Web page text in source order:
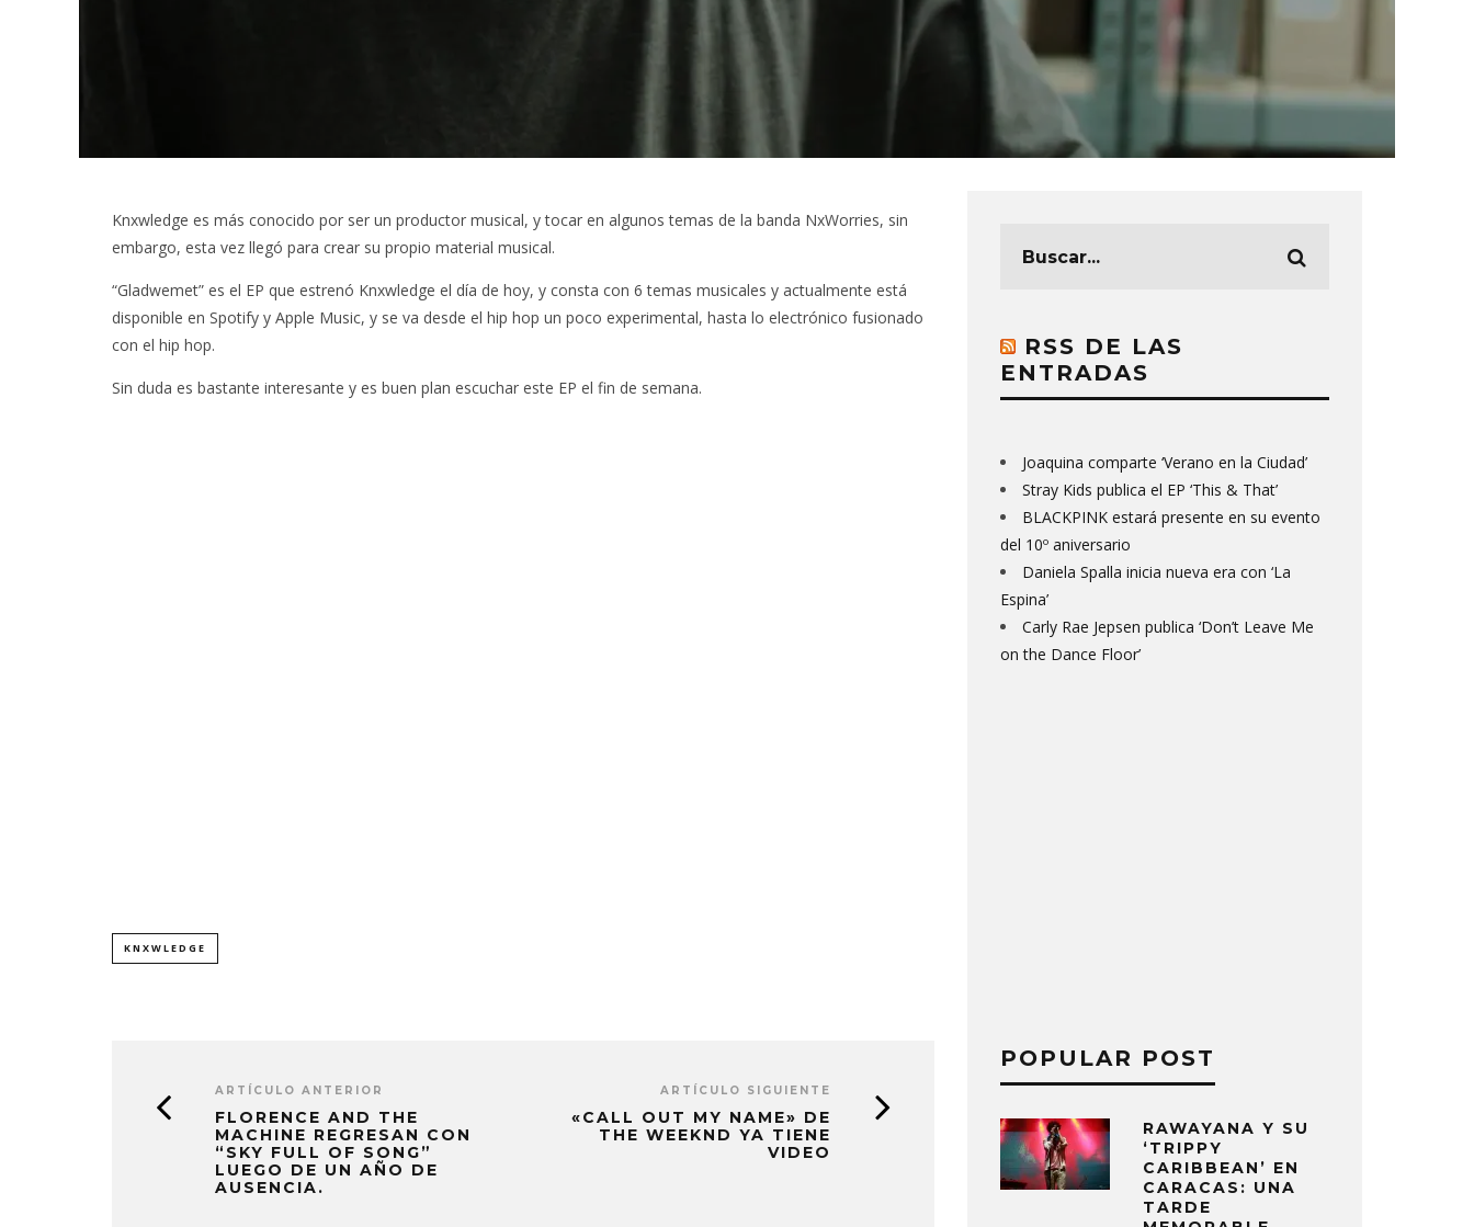
Knxwledge es más conocido por ser un productor musical, y tocar en algunos temas de la banda NxWorries, sin
embargo, esta vez llegó para crear su propio material musical.
“Gladwemet” es el EP que estrenó Knxwledge el día de hoy, y consta con 6 temas musicales y actualmente está
disponible en Spotify y Apple Music, y se va desde el hip hop un poco experimental, hasta lo electrónico fusionado
con el hip hop.
Sin duda es bastante interesante y es buen plan escuchar este EP el fin de semana.
KNXWLEDGE
ARTÍCULO ANTERIOR
FLORENCE AND THE
MACHINE REGRESAN CON
“SKY FULL OF SONG”
LUEGO DE UN AÑO DE
AUSENCIA.
ARTÍCULO SIGUIENTE
«CALL OUT MY NAME» DE
THE WEEKND YA TIENE
VIDEO
RSS DE LAS
ENTRADAS
Joaquina comparte ‘Verano en la Ciudad’
Stray Kids publica el EP ‘This & That’
BLACKPINK estará presente en su evento
del 10º aniversario
Daniela Spalla inicia nueva era con ‘La
Espina’
Carly Rae Jepsen publica ‘Don’t Leave Me
on the Dance Floor’
POPULAR POST
RAWAYANA Y SU
‘TRIPPY
CARIBBEAN’ EN
CARACAS: UNA
TARDE